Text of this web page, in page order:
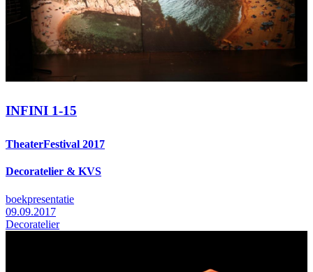
INFINI 1-15
TheaterFestival 2017
Decoratelier & KVS
boekpresentatie
09.09.2017
Decoratelier